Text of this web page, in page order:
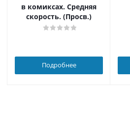
в комиксах. Средняя
скорость. (Просв.)
Подробнее